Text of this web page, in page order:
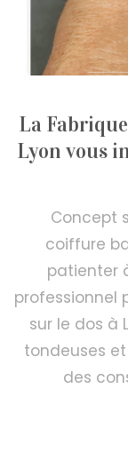
La
Lyon vous
Concept
coiffure
patienter
professionnel
sur le dos à
tondeuses
des